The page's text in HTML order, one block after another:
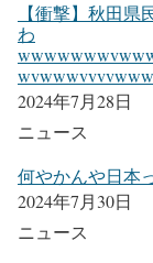
【衝撃】秋田
わ
2024年7月28日
ニュース
何やかんや日本
2024年7月30日
ニュース